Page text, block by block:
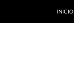
INICIO